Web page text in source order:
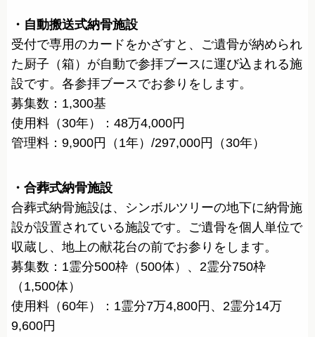
・自動搬送式納骨施設
受付で専用のカードをかざすと、ご遺骨が納められ
た厨子（箱）が自動で参拝ブースに運び込まれる施
設です。各参拝ブースでお参りをします。
募集数：1,300基
使用料（30年）：48万4,000円
管理料：9,900円（1年）/297,000円（30年）
・合葬式納骨施設
合葬式納骨施設は、シンボルツリーの地下に納骨施
設が設置されている施設です。ご遺骨を個人単位で
収蔵し、地上の献花台の前でお参りをします。
募集数：1霊分500枠（500体）、2霊分750枠
（1,500体）
使用料（60年）：1霊分7万4,800円、2霊分14万
9,600円